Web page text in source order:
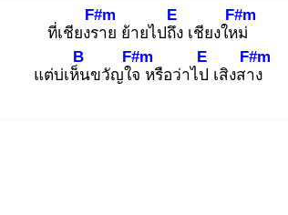
ที่เชียงรา
F#m
ย ย้ายไปถึง
E
เชียงใหม่
F#m
แต่บ่เห็น
B
ขวัญใจ
F#m
หรือว่าไป
E
เสิงสาง
F#m